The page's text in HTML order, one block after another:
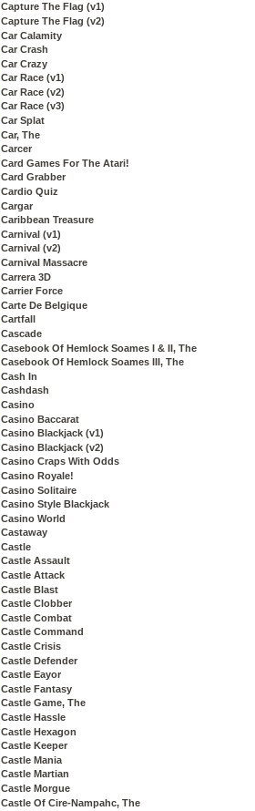
Capture The Flag (v1)
Capture The Flag (v2)
Car Calamity
Car Crash
Car Crazy
Car Race (v1)
Car Race (v2)
Car Race (v3)
Car Splat
Car, The
Carcer
Card Games For The Atari!
Card Grabber
Cardio Quiz
Cargar
Caribbean Treasure
Carnival (v1)
Carnival (v2)
Carnival Massacre
Carrera 3D
Carrier Force
Carte De Belgique
Cartfall
Cascade
Casebook Of Hemlock Soames I & II, The
Casebook Of Hemlock Soames III, The
Cash In
Cashdash
Casino
Casino Baccarat
Casino Blackjack (v1)
Casino Blackjack (v2)
Casino Craps With Odds
Casino Royale!
Casino Solitaire
Casino Style Blackjack
Casino World
Castaway
Castle
Castle Assault
Castle Attack
Castle Blast
Castle Clobber
Castle Combat
Castle Command
Castle Crisis
Castle Defender
Castle Eayor
Castle Fantasy
Castle Game, The
Castle Hassle
Castle Hexagon
Castle Keeper
Castle Mania
Castle Martian
Castle Morgue
Castle Of Cire-Nampahc, The